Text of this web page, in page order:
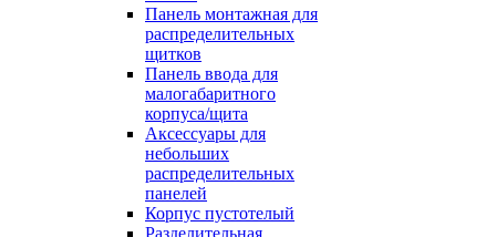
Панель монтажная для
распределительных
щитков
Панель ввода для
малогабаритного
корпуса/щита
Аксессуары для
небольших
распределительных
панелей
Корпус пустотелый
Разделительная